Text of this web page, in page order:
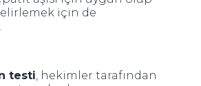
için de
testi, hekimler tarafından